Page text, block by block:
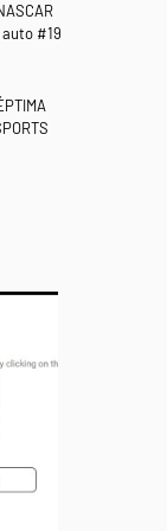
#19